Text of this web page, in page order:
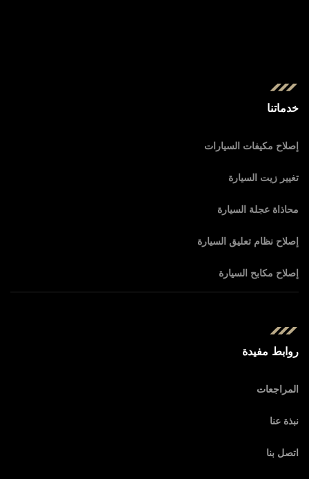
خدماتنا
إصلاح مكيفات السيارات
تغيير زيت السيارة
محاذاة عجلة السيارة
إصلاح نظام تعليق السيارة
إصلاح مكابح السيارة
روابط مفيدة
المراجعات
نبذة عنا
اتصل بنا